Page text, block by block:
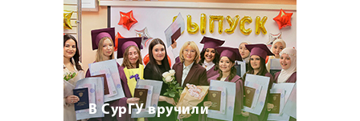
В СурГУ вручили